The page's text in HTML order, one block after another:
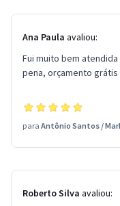
Ana Paula avaliou:
Fui muito bem
pena, orçamento
para Antônio Santos /
Roberto Silva avaliou: